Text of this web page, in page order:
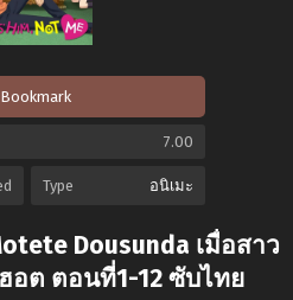
Bookmark
7.00
Type อนิเมะ
Dousunda เมื่อสาว
อต ตอนที่1-12 ซับไทย